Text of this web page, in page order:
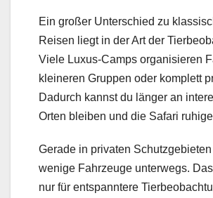
Ein großer Unterschied zu
Reisen liegt in der Art der
Viele Luxus-Camps organisieren
kleineren Gruppen oder komplett
Dadurch kannst du länger an
Orten bleiben und die Safari
Gerade in privaten
wenige Fahrzeuge unterwegs.
nur für entspanntere